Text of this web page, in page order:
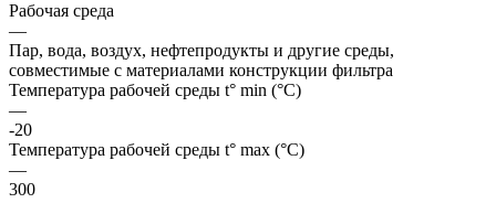
Рабочая среда
—
Пар, вода, воздух, нефтепродукты и другие среды,
совместимые с материалами конструкции фильтра
Температура рабочей среды t° min (°C)
—
-20
Температура рабочей среды t° max (°C)
—
300